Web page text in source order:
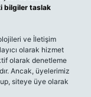
bilgiler taslak
ve İletişim
olarak hizmet
olarak denetleme
Ancak, üyelerimiz
siteye üye olarak